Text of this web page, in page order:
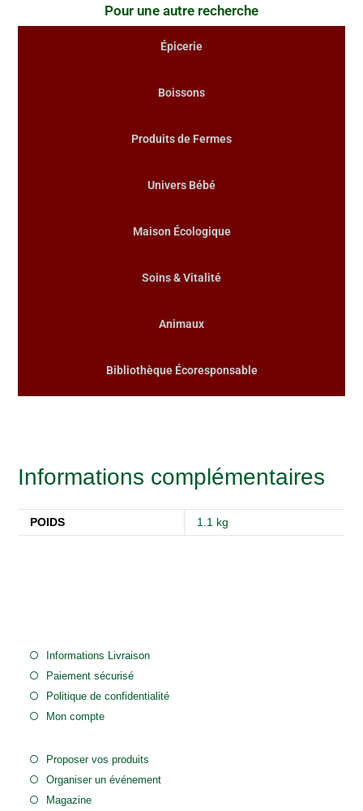
Pour une autre recherche
Épicerie
Boissons
Produits de Fermes
Univers Bébé
Maison Écologique
Soins & Vitalité
Animaux
Bibliothèque Écoresponsable
Informations complémentaires
POIDS 1.1 kg
Informations Livraison
Paiement sécurisé
Politique de confidentialité
Mon compte
Proposer vos produits
Organiser un événement
Magazine